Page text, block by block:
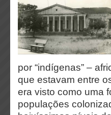
por “indígenas” –
que estavam entre
era visto como uma
populações